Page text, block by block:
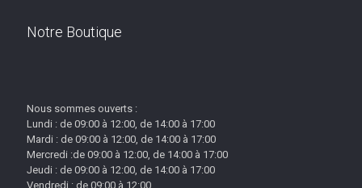
Notre Boutique
Nous sommes ouverts :
Lundi : de 09:00 à 12:00, de 14:00 à 17:00
Mardi : de 09:00 à 12:00, de 14:00 à 17:00
Mercredi :de 09:00 à 12:00, de 14:00 à 17:00
Jeudi : de 09:00 à 12:00, de 14:00 à 17:00
Vendredi : de 09:00 à 12:00